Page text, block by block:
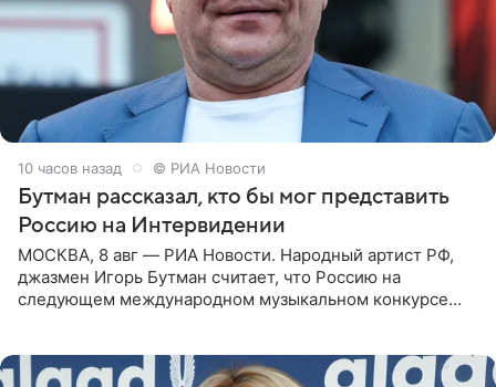
10 часов назад © РИА Новости
Бутман рассказал, кто бы мог представить
Россию на Интервидении
МОСКВА, 8 авг — РИА Новости. Народный артист РФ,
джазмен Игорь Бутман считает, что Россию на
следующем международном музыкальном конкурсе